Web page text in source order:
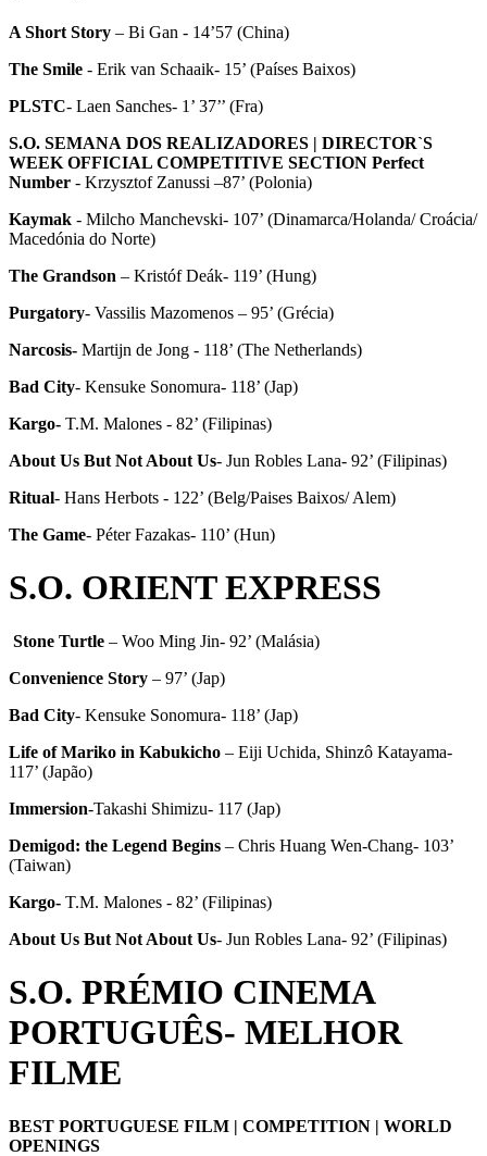
A Short Story – Bi Gan - 14’57 (China)
The Smile - Erik van Schaaik- 15’ (Países Baixos)
PLSTC- Laen Sanches- 1’ 37’’ (Fra)
S.O. SEMANA DOS REALIZADORES | DIRECTOR`S
WEEK OFFICIAL COMPETITIVE SECTION Perfect
Number - Krzysztof Zanussi –87’ (Polonia)
Kaymak - Milcho Manchevski- 107’ (Dinamarca/Holanda/ Croácia/
Macedónia do Norte)
The Grandson – Kristóf Deák- 119’ (Hung)
Purgatory- Vassilis Mazomenos – 95’ (Grécia)
Narcosis- Martijn de Jong - 118’ (The Netherlands)
Bad City- Kensuke Sonomura- 118’ (Jap)
Kargo- T.M. Malones - 82’ (Filipinas)
About Us But Not About Us- Jun Robles Lana- 92’ (Filipinas)
Ritual- Hans Herbots - 122’ (Belg/Paises Baixos/ Alem)
The Game- Péter Fazakas- 110’ (Hun)
S.O. ORIENT EXPRESS
Stone Turtle – Woo Ming Jin- 92’ (Malásia)
Convenience Story – 97’ (Jap)
Bad City- Kensuke Sonomura- 118’ (Jap)
Life of Mariko in Kabukicho – Eiji Uchida, Shinzô Katayama-
117’ (Japão)
Immersion-Takashi Shimizu- 117 (Jap)
Demigod: the Legend Begins – Chris Huang Wen-Chang- 103’
(Taiwan)
Kargo- T.M. Malones - 82’ (Filipinas)
About Us But Not About Us- Jun Robles Lana- 92’ (Filipinas)
S.O. PRÉMIO CINEMA
PORTUGUÊS- MELHOR
FILME
BEST PORTUGUESE FILM | COMPETITION | WORLD
OPENINGS